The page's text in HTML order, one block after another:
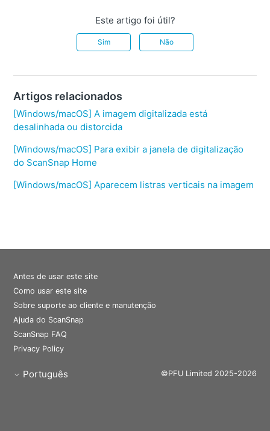
Este artigo foi útil?
Sim Não
Artigos relacionados
[Windows/macOS] A imagem digitalizada está
desalinhada ou distorcida
[Windows/macOS] Para exibir a janela de digitalização
do ScanSnap Home
[Windows/macOS] Aparecem listras verticais na imagem
Antes de usar este site
Como usar este site
Sobre suporte ao cliente e manutenção
Ajuda do ScanSnap
ScanSnap FAQ
Privacy Policy
Português ©PFU Limited 2025-2026